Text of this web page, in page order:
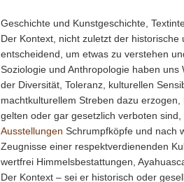
Geschichte und Kunstgeschichte,
Der Kontext, nicht zuletzt der
entscheidend, um etwas zu verstehen
Soziologie und Anthropologie haben
der Diversität, Toleranz, kulturellen
machtkulturellem Streben dazu
gelten oder gar gesetzlich verboten
Ausstellungen Schrumpfköpfe und nach
Zeugnisse einer respektverdienenden
wertfrei Himmelsbestattungen,
Der Kontext – sei er historisch oder